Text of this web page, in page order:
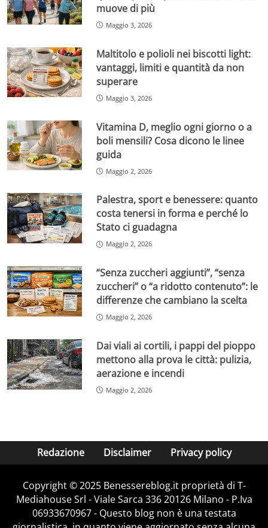
muove di più
Maggio 3, 2026
Maltitolo e polioli nei biscotti light:
vantaggi, limiti e quantità da non
superare
Maggio 3, 2026
Vitamina D, meglio ogni giorno o a
boli mensili? Cosa dicono le linee
guida
Maggio 2, 2026
Palestra, sport e benessere: quanto
costa tenersi in forma e perché lo
Stato ci guadagna
Maggio 2, 2026
“Senza zuccheri aggiunti”, “senza
zuccheri” o “a ridotto contenuto”: le
differenze che cambiano la scelta
Maggio 2, 2026
Dai viali ai cortili, i pappi del pioppo
mettono alla prova le città: pulizia,
aerazione e incendi
Maggio 2, 2026
Redazione Disclaimer Privacy policy
Copyright © 2025 Benessereblog.it proprietà di T-
Mediahouse Srl - Viale Sarca 336 20126 Milano - P.Iva
06933670967 - Questo blog non è una testata